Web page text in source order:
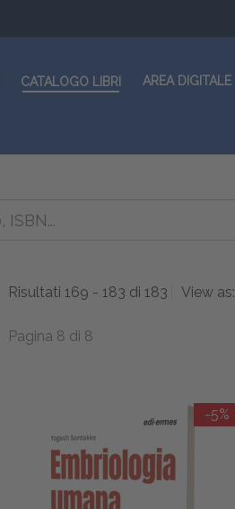
CATALOGO LIBRI AREA DIGITALE
Risultati 169 - 183 di 183 View as:
Pagina 8 di 8
-5%